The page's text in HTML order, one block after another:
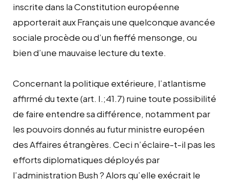
inscrite dans la Constitution européenne
apporterait aux Français une quelconque avancée
sociale procède ou d’un fieffé mensonge, ou
bien d’une mauvaise lecture du texte.
Concernant la politique extérieure, l’atlantisme
affirmé du texte (art. I.;41.7) ruine toute possibilité
de faire entendre sa différence, notamment par
les pouvoirs donnés au futur ministre européen
des Affaires étrangères. Ceci n’éclaire-t-il pas les
efforts diplomatiques déployés par
l’administration Bush ? Alors qu’elle exécrait le